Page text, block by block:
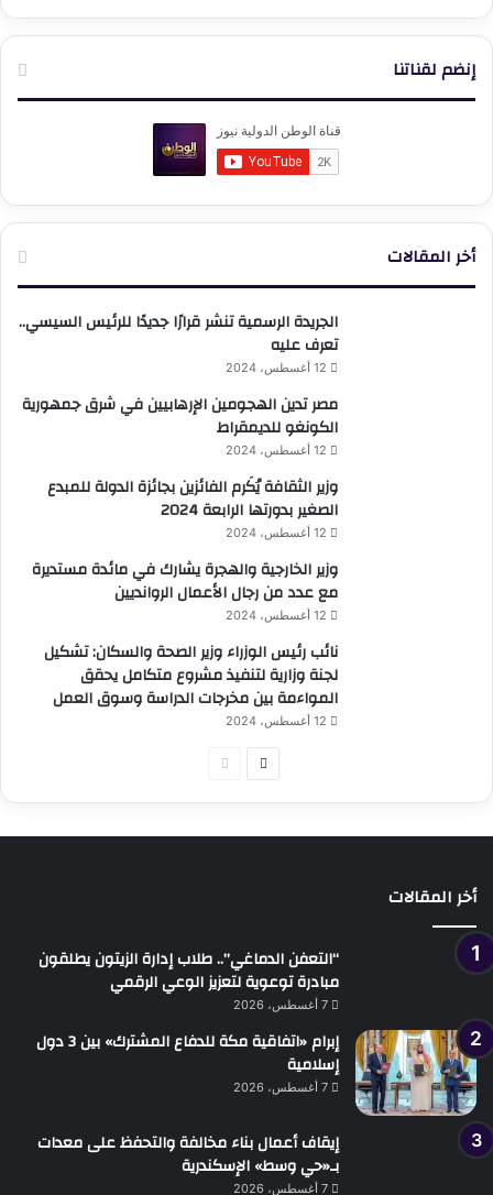
إنضم لقناتنا
أخر المقالات
الجريدة الرسمية تنشر قرارًا جديدًا للرئيس السيسي..
تعرف عليه
12 أغسطس، 2024
مصر تدين الهجومين الإرهابيين في شرق جمهورية
الكونغو للديمقراط
12 أغسطس، 2024
وزير الثقافة يُكَرم الفائزين بجائزة الدولة للمبدع
الصغير بدورتها الرابعة 2024
12 أغسطس، 2024
وزير الخارجية والهجرة يشارك في مائدة مستديرة
مع عدد من رجال الأعمال الروانديين
12 أغسطس، 2024
نائب رئيس الوزراء وزير الصحة والسكان: تشكيل
لجنة وزارية لتنفيذ مشروع متكامل يحقق
المواءمة بين مخرجات الدراسة وسوق العمل
12 أغسطس، 2024
الصفحة
أخر المقالات
“التعفن الدماغي”.. طلاب إدارة الزيتون يطلقون
مبادرة توعوية لتعزيز الوعي الرقمي
7 أغسطس، 2026
إبرام «اتفاقية مكة للدفاع المشترك» بين 3 دول
إسلامية
7 أغسطس، 2026
إيقاف أعمال بناء مخالفة والتحفظ على معدات
بـ«حي وسط» الإسكندرية
7 أغسطس، 2026